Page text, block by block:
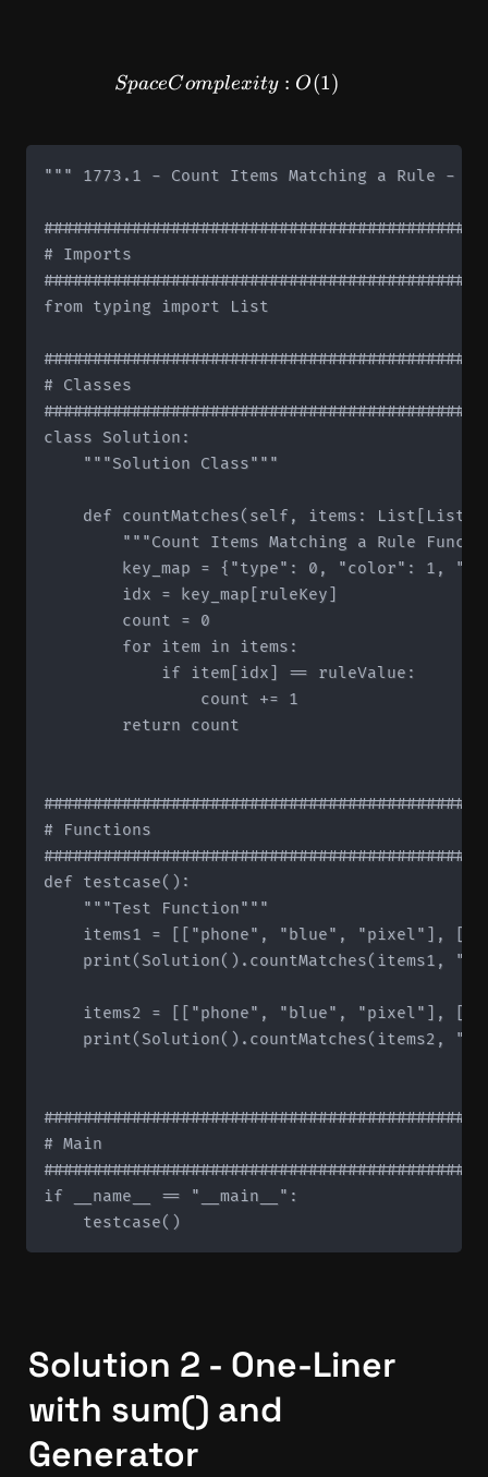
SpaceComplexity: O(1)
SpaceComplexity : O(1)
""" 1773.1 - Count Items Matching a Rule -
# Imports
from typing import List
# Classes
class Solution:
    """Solution Class"""
def countMatches(self, items:
"""Count Items Matching a Rule
key_map = {"type": 0, "color": 1,
        idx = key_map[ruleKey]
        count = 0
        for item in items:
            if item[idx] == ruleValue:
                count += 1
        return count
# Functions
def testcase():
    """Test Function"""
items1 = [["phone", "blue", "pixel"],
print(Solution().countMatches(items1,
items2 = [["phone", "blue", "pixel"],
print(Solution().countMatches(items2,
# Main
if __name__ == "__main__":
Solution 2 - One-Liner
with sum() and
Generator